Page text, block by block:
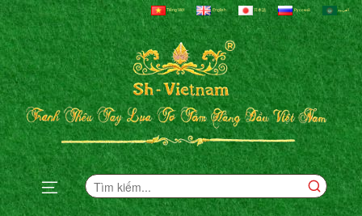
Tiếng Việt English 日本語 Русский العربية